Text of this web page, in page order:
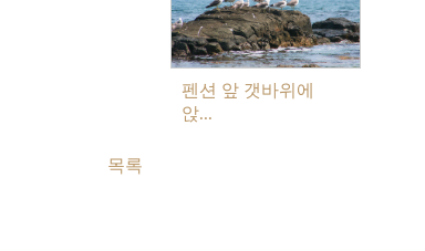
펜션 앞 갯바위에
앉...
목록